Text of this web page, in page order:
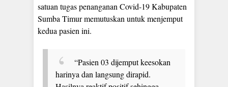
satuan tugas penanganan Covid-19 Kabupaten
Sumba Timur memutuskan untuk menjemput
kedua pasien ini.
“Pasien 03 dijemput keesokan
harinya dan langsung dirapid.